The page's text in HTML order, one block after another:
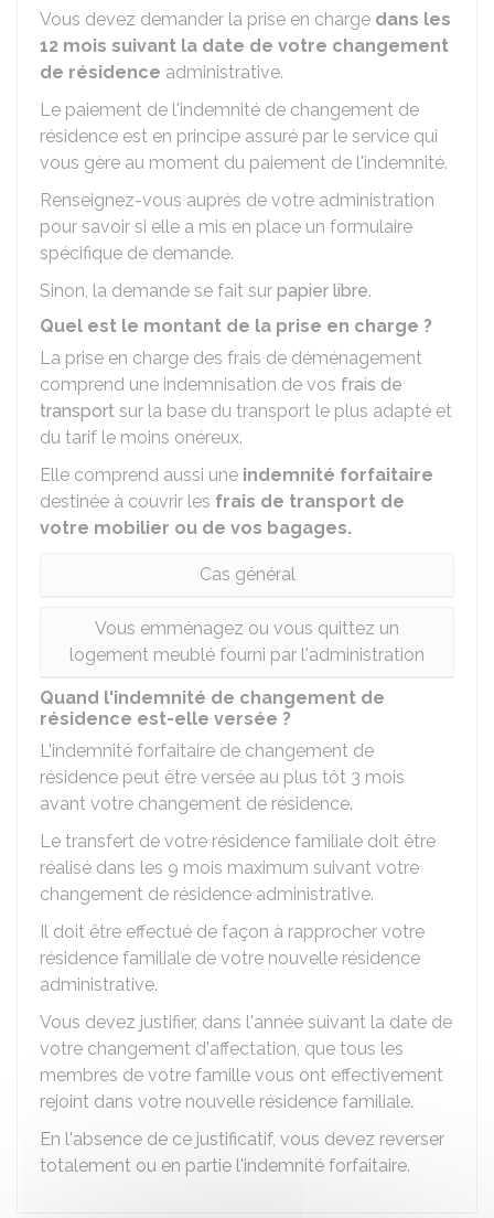
Vous devez demander la prise en charge dans les
12 mois suivant la date de votre changement
de résidence administrative.
Le paiement de l'indemnité de changement de
résidence est en principe assuré par le service qui
vous gère au moment du paiement de l'indemnité.
Renseignez-vous auprès de votre administration
pour savoir si elle a mis en place un formulaire
spécifique de demande.
Sinon, la demande se fait sur papier libre.
Quel est le montant de la prise en charge ?
La prise en charge des frais de déménagement
comprend une indemnisation de vos frais de
transport sur la base du transport le plus adapté et
du tarif le moins onéreux.
Elle comprend aussi une indemnité forfaitaire
destinée à couvrir les frais de transport de
votre mobilier ou de vos bagages.
Cas général
Vous emménagez ou vous quittez un
logement meublé fourni par l'administration
Quand l'indemnité de changement de
résidence est-elle versée ?
L'indemnité forfaitaire de changement de
résidence peut être versée au plus tôt 3 mois
avant votre changement de résidence.
Le transfert de votre résidence familiale doit être
réalisé dans les 9 mois maximum suivant votre
changement de résidence administrative.
Il doit être effectué de façon à rapprocher votre
résidence familiale de votre nouvelle résidence
administrative.
Vous devez justifier, dans l'année suivant la date de
votre changement d'affectation, que tous les
membres de votre famille vous ont effectivement
rejoint dans votre nouvelle résidence familiale.
En l'absence de ce justificatif, vous devez reverser
totalement ou en partie l'indemnité forfaitaire.